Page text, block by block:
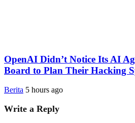
OpenAI Didn’t Notice Its AI
Board to Plan Their Hacking
Berita 5 hours ago
Write a Reply